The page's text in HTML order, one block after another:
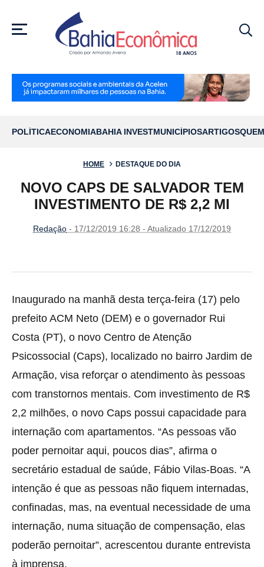
MENU
POLÍTICAECONOMIABAHIA INVESTMUNICÍPIOSARTIGOS
HOME DESTAQUE DO DIA
NOVO CAPS DE SALVADOR TEM
INVESTIMENTO DE R$ 2,2 MI
Redação - 17/12/2019 16:28 - Atualizado 17/12/2019
Inaugurado na manhã desta terça-feira (17) pelo
prefeito ACM Neto (DEM) e o governador Rui
Costa (PT), o novo Centro de Atenção
Psicossocial (Caps), localizado no bairro Jardim de
Armação, visa reforçar o atendimento às pessoas
com transtornos mentais. Com investimento de R$
2,2 milhões, o novo Caps possui capacidade para
internação com apartamentos. “As pessoas vão
poder pernoitar aqui, poucos dias”, afirma o
secretário estadual de saúde, Fábio Vilas-Boas. “A
intenção é que as pessoas não fiquem internadas,
confinadas, mas, na eventual necessidade de uma
internação, numa situação de compensação, elas
poderão pernoitar”, acrescentou durante entrevista
à imprensa.